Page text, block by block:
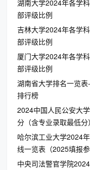
湖南大学2024年各学
部评级比例
吉林大学2024年各学
部评级比例
厦门大学2024年各学
部评级比例
湖南省大学排名一览
排行榜
2024中国人民公安大
分（含专业录取最低分）
哈尔滨工业大学2024
线一览表（2025填报参
中央司法警官学院